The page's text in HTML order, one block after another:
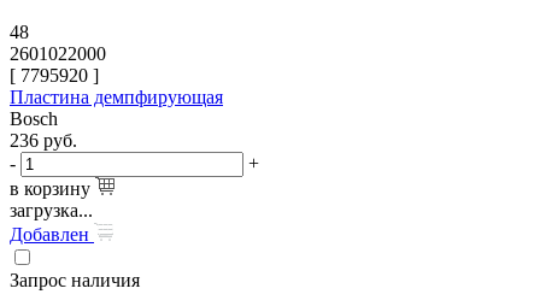
48
2601022000
[ 7795920 ]
Пластина демпфирующая
Bosch
236 руб.
-
+
в корзину
загрузка...
Добавлен
Запрос наличия